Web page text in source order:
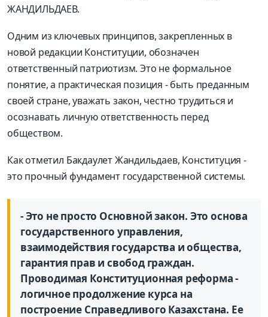
ЖАНДИЛЬДАЕВ.
Одним из ключевых принципов, закрепленных в
новой редакции Конституции, обозначен
ответственный патриотизм. Это не формальное
понятие, а практическая позиция - быть преданным
своей стране, уважать закон, честно трудиться и
осознавать личную ответственность перед
обществом.
Как отметил Бакдаулет Жандильдаев, Конституция -
это прочный фундамент государственной системы.
- Это не просто Основной закон. Это основа
государственного управления,
взаимодействия государства и общества,
гарантия прав и свобод граждан.
Проводимая Конституционная реформа -
логичное продолжение курса на
построение Справедливого Казахстана. Ее